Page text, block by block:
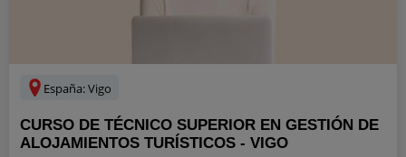
España: Vigo
CURSO DE TÉCNICO SUPERIOR EN GESTIÓN DE
ALOJAMIENTOS TURÍSTICOS - VIGO